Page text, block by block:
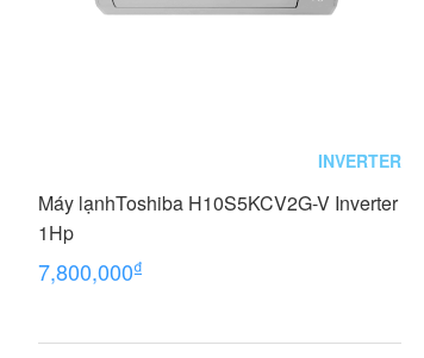
INVERTER
Máy lạnhToshiba H10S5KCV2G-V Inverter
1Hp
7,800,000₫